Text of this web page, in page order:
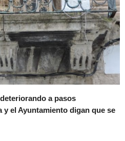
a pasos
el Ayuntamiento digan que se